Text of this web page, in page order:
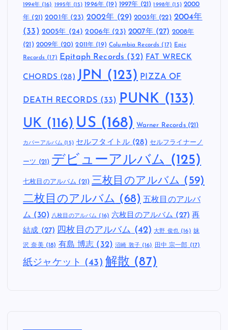
1994年(16) 1995年 (15) 1996年(19) 1997年 (21) 1998年 (15) 2000
年 (21) 2001年(23) 2002年 (29) 2003年 (22) 2004年
(33) 2005年 (24) 2006年 (23) 2007年(27) 2008年
(21) 2009年 (20) 2011年 (19) Columbia Records (17) Epic
Records (17) Epitaph Records (32) FAT WRECK
CHORDS (28) JPN (123) PIZZA OF
DEATH RECORDS (33) PUNK (133)
UK (116) US (168) Warner Records(21)
カバーアルバム (15) セルフタイトル(28) セルフライナーノ
ーツ (21) デビューアルバム (125)
七枚目のアルバム (21) 三枚目のアルバム (59)
二枚目のアルバム (68) 五枚目のアルバ
ム (30) 八枚目のアルバム (16) 六枚目のアルバム (27) 再
結成 (27) 四枚目のアルバム (42) 大野 俊也(16) 妹
沢 奈美(18) 有島 博志 (32) 沼崎 敦子(16) 田中 宗一郎 (17)
紙ジャケット (43) 解散 (87)